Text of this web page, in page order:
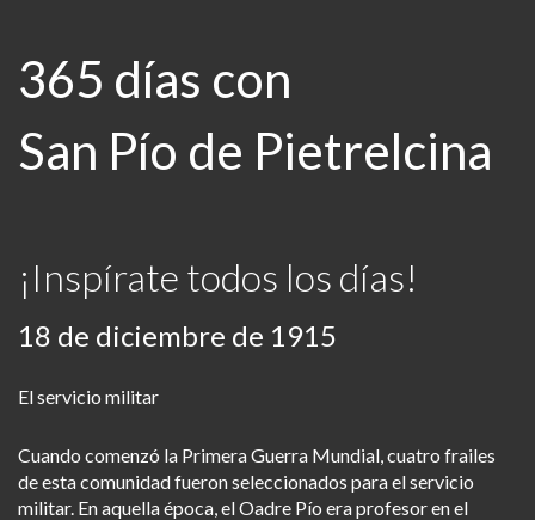
365 días con
San Pío de Pietrelcina
¡Inspírate todos los días!
18 de diciembre de 1915
El servicio militar
Cuando comenzó la Primera Guerra Mundial, cuatro frailes
de esta comunidad fueron seleccionados para el servicio
militar. En aquella época, el Oadre Pío era profesor en el